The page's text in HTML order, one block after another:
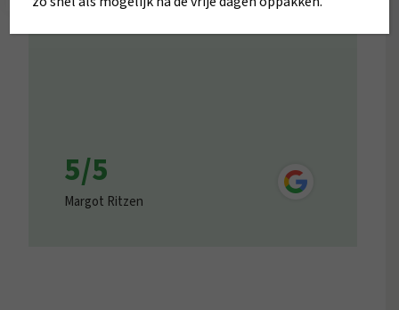
5/5
Margot Ritzen